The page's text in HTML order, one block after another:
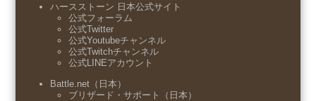
ハースストーン 日本公式サイト
公式フォーラム
公式Twitter
公式Youtubeチャンネル
公式Twitchチャンネル
公式LINEアカウント
Battle.net（日本）
ブリザード・サポート（日本）